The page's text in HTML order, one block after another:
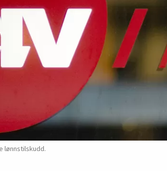
lønnstilskudd.